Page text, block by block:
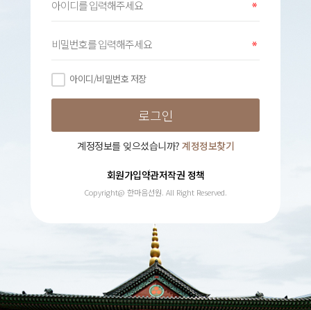
아이디/비밀번호 저장
계정정보를 잊으셨습니까? 계정정보찾기
회원가입약관저작권 정책
Copyright@ 한마음선원. All Right Reserved.